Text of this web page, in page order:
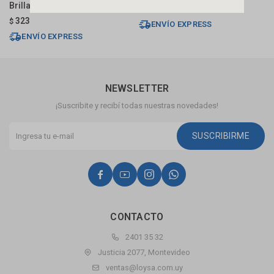
Brillante
$ 323
ENVÍO EXPRESS
ENVÍO EXPRESS
CONTACTO
2401 35 32
Justicia 2077, Montevideo
ventas@loysa.com.uy
NEWSLETTER
¡Suscribite y recibí todas nuestras novedades!
SUSCRIBIRME
   